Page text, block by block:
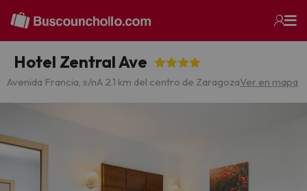
Hotel Zentral Ave
Avenida Francia, s/nA 2.1 km del centro de ZaragozaVer en mapa